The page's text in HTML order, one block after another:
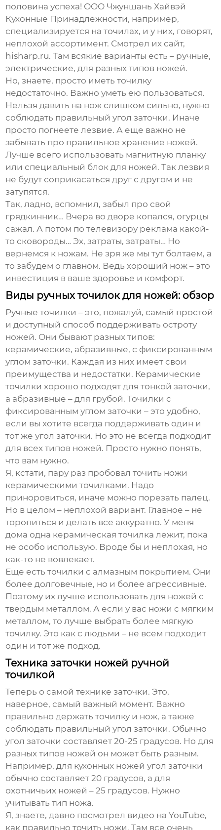
половина успеха! ООО Чжуншань Хайвэй
Кухонные Принадлежности, например,
специализируется на точилах, и у них, говорят,
неплохой ассортимент. Смотрел их сайт,
hisharp.ru. Там всякие варианты есть – ручные,
электрические, для разных типов ножей.
Но, знаете, просто иметь точилку
недостаточно. Важно уметь ею пользоваться.
Нельзя давить на нож слишком сильно, нужно
соблюдать правильный угол заточки. Иначе
просто погнеете лезвие. А еще важно не
забывать про правильное хранение ножей.
Лучше всего использовать магнитную планку
или специальный блок для ножей. Так лезвия
не будут соприкасаться друг с другом и не
затупятся.
Так, ладно, вспомнил, забыл про свой
грядкинник… Вчера во дворе копался, огурцы
сажал. А потом по телевизору реклама какой-
то сковороды… Эх, затраты, затраты… Но
вернемся к ножам. Не зря же мы тут болтаем, а
то забудем о главном. Ведь хороший нож – это
инвестиция в ваше здоровье и комфорт.
Виды ручных точилок для ножей: обзор
Ручные точилки – это, пожалуй, самый простой
и доступный способ поддерживать остроту
ножей. Они бывают разных типов:
керамические, абразивные, с фиксированным
углом заточки. Каждая из них имеет свои
преимущества и недостатки. Керамические
точилки хорошо подходят для тонкой заточки,
а абразивные – для грубой. Точилки с
фиксированным углом заточки – это удобно,
если вы хотите всегда поддерживать один и
тот же угол заточки. Но это не всегда подходит
для всех типов ножей. Просто нужно понять,
что вам нужно.
Я, кстати, пару раз пробовал точить ножи
керамическими точилками. Надо
приноровиться, иначе можно порезать палец.
Но в целом – неплохой вариант. Главное – не
торопиться и делать все аккуратно. У меня
дома одна керамическая точилка лежит, пока
не особо использую. Вроде бы и неплохая, но
как-то не вовлекает.
Еще есть точилки с алмазным покрытием. Они
более долговечные, но и более агрессивные.
Поэтому их лучше использовать для ножей с
твердым металлом. А если у вас ножи с мягким
металлом, то лучше выбрать более мягкую
точилку. Это как с людьми – не всем подходит
один и тот же подход.
Техника заточки ножей ручной
точилкой
Теперь о самой технике заточки. Это,
наверное, самый важный момент. Важно
правильно держать точилку и нож, а также
соблюдать правильный угол заточки. Обычно
угол заточки составляет 20-25 градусов. Но для
разных типов ножей он может быть разным.
Например, для кухонных ножей угол заточки
обычно составляет 20 градусов, а для
охотничьих ножей – 25 градусов. Нужно
учитывать тип ножа.
Я, знаете, давно посмотрел видео на YouTube,
как правильно точить ножи. Там все очень